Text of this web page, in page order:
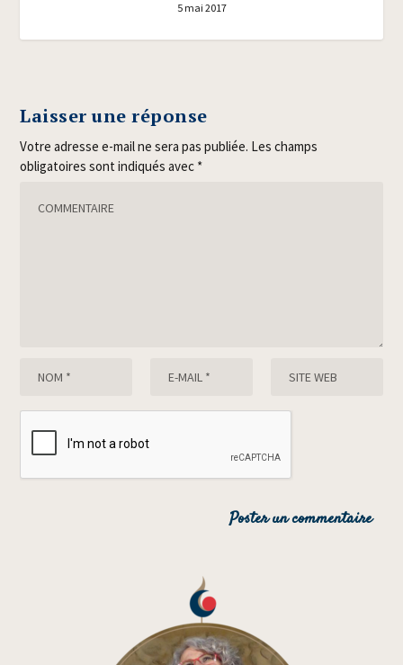
5 mai 2017
Laisser une réponse
Votre adresse e-mail ne sera pas publiée. Les champs
obligatoires sont indiqués avec *